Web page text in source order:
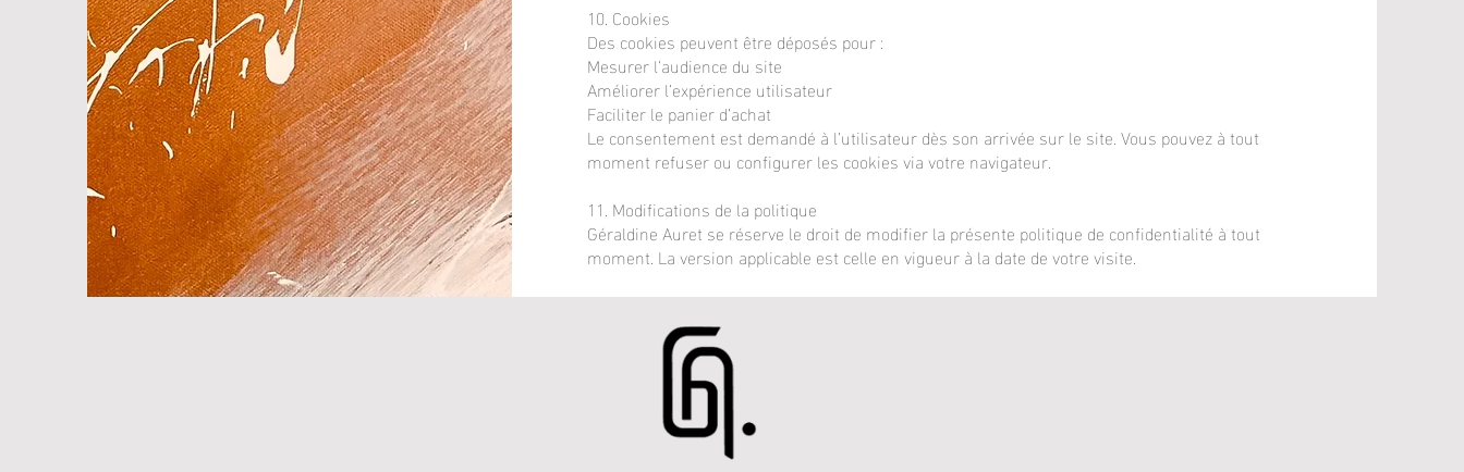
10. Cookies
Des cookies peuvent être déposés pour :
Mesurer l’audience du site
Améliorer l’expérience utilisateur
Faciliter le panier d’achat
Le consentement est demandé à l’utilisateur dès son arrivée sur le site. Vous pouvez à tout
moment refuser ou configurer les cookies via votre navigateur.
11. Modifications de la politique
Géraldine Auret se réserve le droit de modifier la présente politique de confidentialité à tout
moment. La version applicable est celle en vigueur à la date de votre visite.